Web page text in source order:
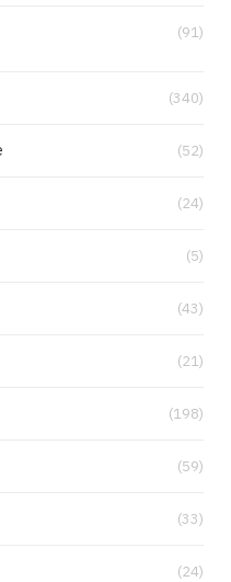
(91)
(340)
(52)
(24)
(5)
(43)
(21)
(198)
(59)
(33)
(24)